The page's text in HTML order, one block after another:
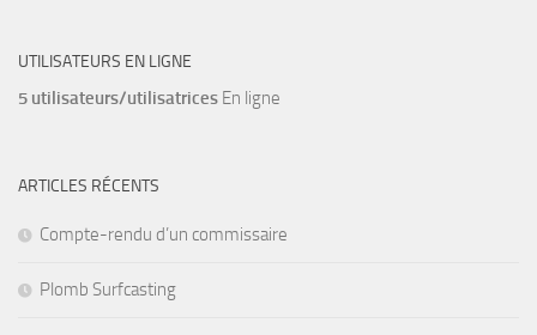
UTILISATEURS EN LIGNE
5 utilisateurs/utilisatrices En ligne
ARTICLES RÉCENTS
Compte-rendu d’un commissaire
Plomb Surfcasting